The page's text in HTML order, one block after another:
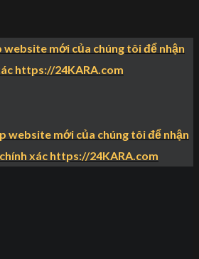
website mới của chúng tôi để nhận
https://24KARA.com
website mới của chúng tôi để nhận
xác https://24KARA.com